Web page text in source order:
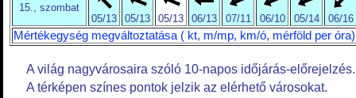
15., szombat
05/13
05/13 05/13 06/13 07/11 06/10 05/14 06/16
Mértékegység megváltoztatása ( kt, m/mp, km/ó, mérföld per óra)
A világ nagyvárosaira szóló 10-napos időjárás-előrejelzés.
A térképen színes pontok jelzik az elérhető városokat.